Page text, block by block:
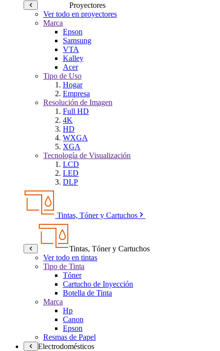
Proyectores
Ver todo en proyectores
Marca
Epson
Samsung
VTA
Kalley
Acer
Tipo de Uso
Hogar
Empresa
Resolución de Imagen
Full HD
4K
HD
WXGA
XGA
Tecnología de Visualización
LCD
LED
DLP
Tintas, Tóner y Cartuchos
Tintas, Tóner y Cartuchos
Ver todo en tintas
Tipo de Tinta
Tóner
Cartucho de Inyección
Botella de Tinta
Marca
Hp
Canon
Epson
Resmas de Papel
Electrodomésticos